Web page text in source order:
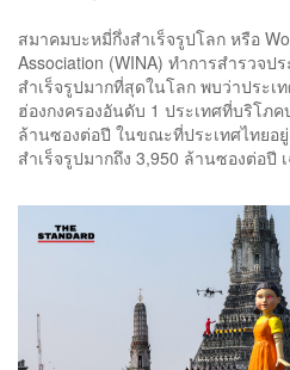
สมาคมบะหมี่กึ่งสำเร็จรูปโลก หรือ
Association (WINA) ทำการสำรวจป
สำเร็จรูปมากที่สุดในโลก พบว่าประเ
ฮ่องกงครองอันดับ 1 ประเทศที่บริโภ
ล้านซองต่อปี ในขณะที่ประเทศไทยอ
สำเร็จรูปมากถึง 3,950 ล้านซองต่อปี